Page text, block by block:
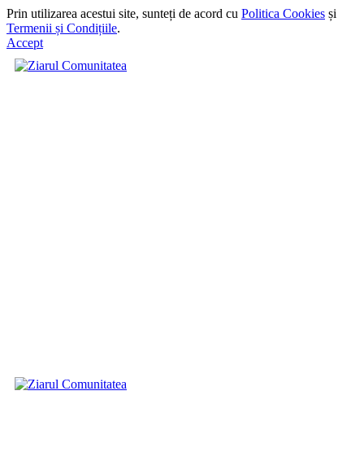
Prin utilizarea acestui site, sunteți de acord cu Politica Cookies și
Termenii și Condițiile.
Accept